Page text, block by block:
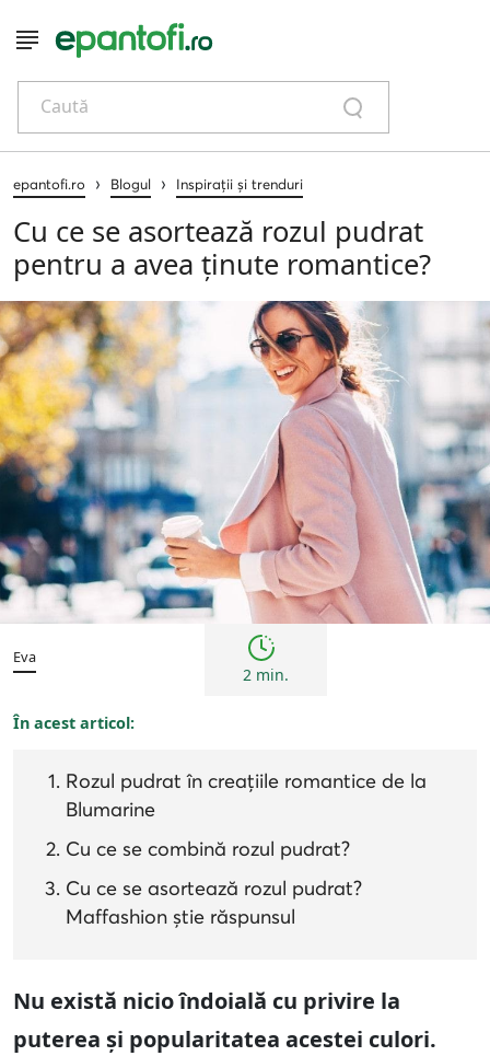
Caută
epantofi.ro › Blogul › Inspirații și trenduri
Cu ce se asortează rozul pudrat
pentru a avea ținute romantice?
Inspirații și trenduri
Eva
2 min.
În acest articol:
Rozul pudrat în creațiile romantice de la
Blumarine
Cu ce se combină rozul pudrat?
Cu ce se asortează rozul pudrat?
Maffashion știe răspunsul
Nu există nicio îndoială cu privire la
puterea și popularitatea acestei culori.